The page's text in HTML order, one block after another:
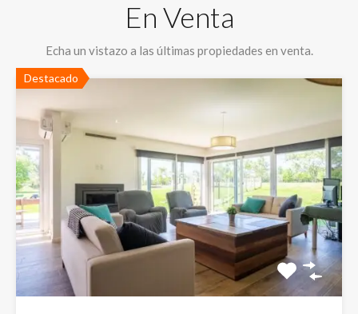
En Venta
Echa un vistazo a las últimas propiedades en venta.
Destacado